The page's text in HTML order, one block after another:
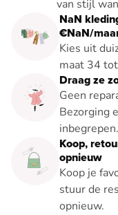
van stijl
NaN
€NaN/
Kies uit
maat 34
Draag ze
Geen
Bezorging
inbegrepen.
Koop,
opnieuw
Koop je
stuur de
opnieuw.